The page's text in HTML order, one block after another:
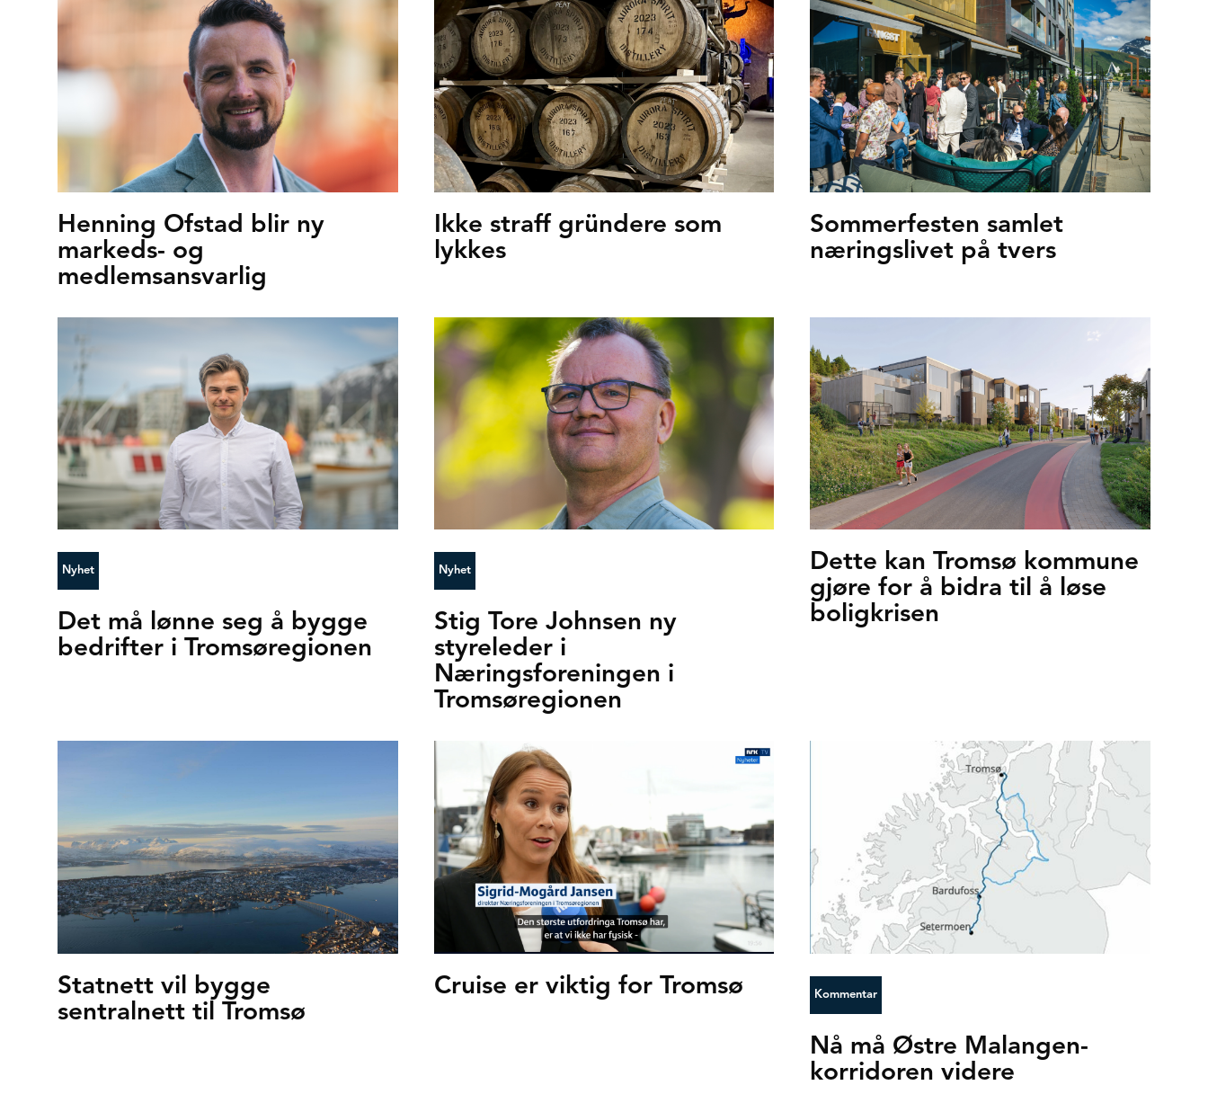
Henning Ofstad blir ny
markeds- og
medlemsansvarlig
Ikke straff gründere som
lykkes
Sommerfesten samlet
næringslivet på tvers
Nyhet
Det må lønne seg å bygge
bedrifter i Tromsøregionen
Nyhet
Stig Tore Johnsen ny
styreleder i
Næringsforeningen i
Tromsøregionen
Dette kan Tromsø kommune
gjøre for å bidra til å løse
boligkrisen
Statnett vil bygge
sentralnett til Tromsø
Cruise er viktig for Tromsø Kommentar
Nå må Østre Malangen-
korridoren videre